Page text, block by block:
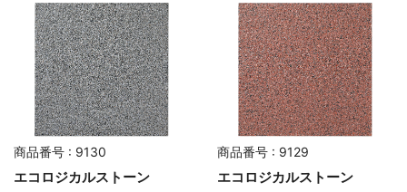
商品番号 : 9130
エコロジカルストーン
商品番号 : 9129
エコロジカルストーン